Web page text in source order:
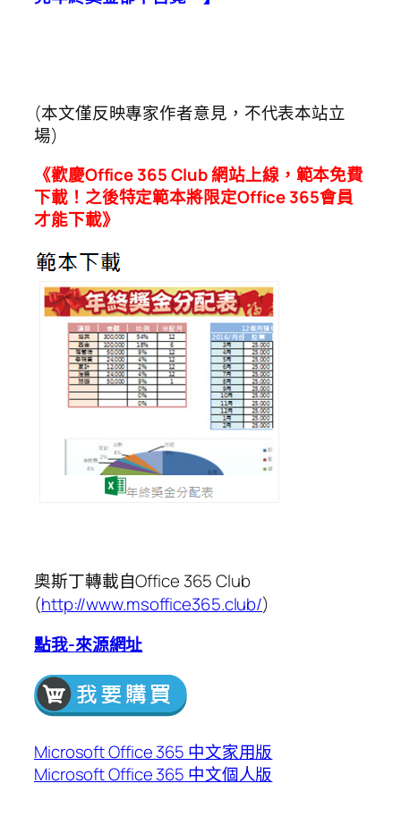
(本文僅反映專家作者意見，不代表本站立
場)
《歡慶Office 365 Club 網站上線，範本免費
下載！ 之後特定範本將限定Office 365會員
才能下載》
奧斯丁轉載自Office 365 Club
(http://www.msoffice365.club/)
點我-來源網址
Microsoft Office 365 中文家用版
Microsoft Office 365 中文個人版